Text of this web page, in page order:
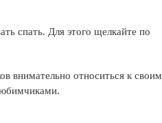
спать. Для этого щелкайте по
внимательно относиться к своим